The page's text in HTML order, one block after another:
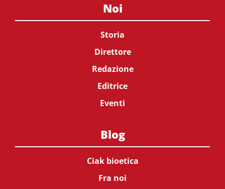
Noi
Storia
Direttore
Redazione
Editrice
Eventi
Blog
Ciak bioetica
Fra noi